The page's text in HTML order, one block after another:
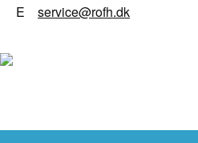
E service@rofh.dk